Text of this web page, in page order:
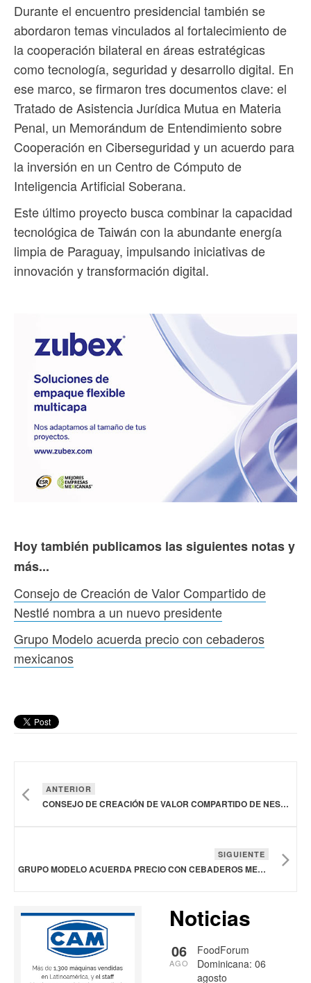
Durante el encuentro presidencial también se
abordaron temas vinculados al fortalecimiento de
la cooperación bilateral en áreas estratégicas
como tecnología, seguridad y desarrollo digital. En
ese marco, se firmaron tres documentos clave: el
Tratado de Asistencia Jurídica Mutua en Materia
Penal, un Memorándum de Entendimiento sobre
Cooperación en Ciberseguridad y un acuerdo para
la inversión en un Centro de Cómputo de
Inteligencia Artificial Soberana.
Este último proyecto busca combinar la capacidad
tecnológica de Taiwán con la abundante energía
limpia de Paraguay, impulsando iniciativas de
innovación y transformación digital.
Hoy también publicamos las siguientes notas y
más...
Consejo de Creación de Valor Compartido de
Nestlé nombra a un nuevo presidente
Grupo Modelo acuerda precio con cebaderos
mexicanos
ANTERIOR
CONSEJO DE CREACIÓN DE VALOR COMPARTIDO DE NESTLÉ NOMBRA A UN NUEVO PRESIDENTE
SIGUIENTE
GRUPO MODELO ACUERDA PRECIO CON CEBADEROS MEXICANOS
Noticias
FoodForum
Dominicana: 06
agosto
06
AGO